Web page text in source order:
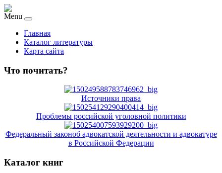
Menu
Главная
Каталог литературы
Карта сайта
Что почитать?
Источники права
Проблемы российской уголовной политики
Федеральный законоб адвокатской деятельности и адвокатуре
в Российской Федерации
Каталог книг